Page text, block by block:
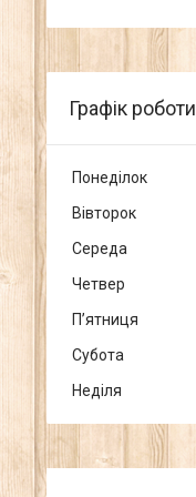
Графік роботи
Понеділок
Вівторок
Середа
Четвер
Пʼятниця
Субота
Неділя